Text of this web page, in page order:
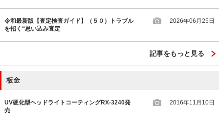
令和最新版【査定検査ガイド】（５０）トラブル
を招く“思い込み査定
2026年06月25日
記事をもっと見る
板金
UV硬化型ヘッドライトコーティングRX-3240発
売
2016年11月10日